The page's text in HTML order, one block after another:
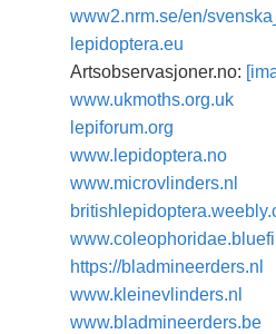
www2.nrm.se/en/
lepidoptera.eu
Artsobservasjoner.no:
www.ukmoths.org.uk
lepiforum.org
www.lepidoptera.no
www.microvlinders.nl
https://bladmineerders.nl
www.kleinevlinders.nl
www.bladmineerders.be